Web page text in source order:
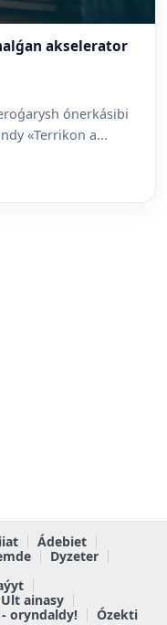
akselerator
ónerkásibi
«Terrikon a...
Ádebiet
Dyzeter
Ult ainasy
oryndaldy! Ózekti